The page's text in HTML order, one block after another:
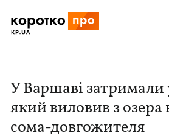
У Варшаві затримали
який виловив з озера
сома-довгожителя